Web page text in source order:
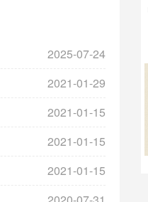
2025-07-24
2021-01-29
2021-01-15
2021-01-15
2021-01-15